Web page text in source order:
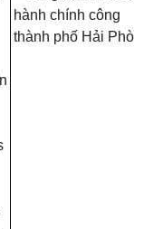
hành chính công
thành phố Hải Phòng